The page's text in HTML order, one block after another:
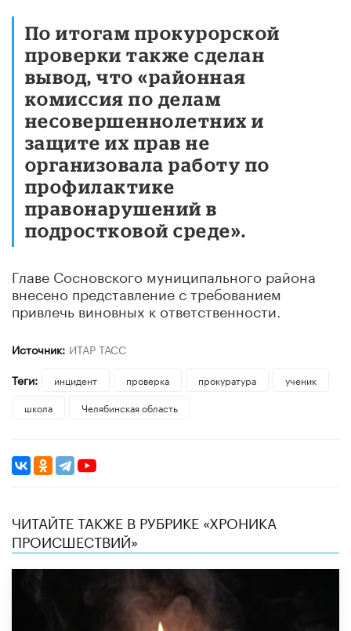
По итогам прокурорской
проверки также сделан
вывод, что «районная
комиссия по делам
несовершеннолетних и
защите их прав не
организовала работу по
профилактике
правонарушений в
подростковой среде».
Главе Сосновского муниципального района
внесено представление с требованием
привлечь виновных к ответственности.
Источник: ИТАР ТАСС
Теги:
инцидент проверка прокуратура
ученик
школа
Челябинская область
ЧИТАЙТЕ ТАКЖЕ В РУБРИКЕ «ХРОНИКА
ПРОИСШЕСТВИЙ»